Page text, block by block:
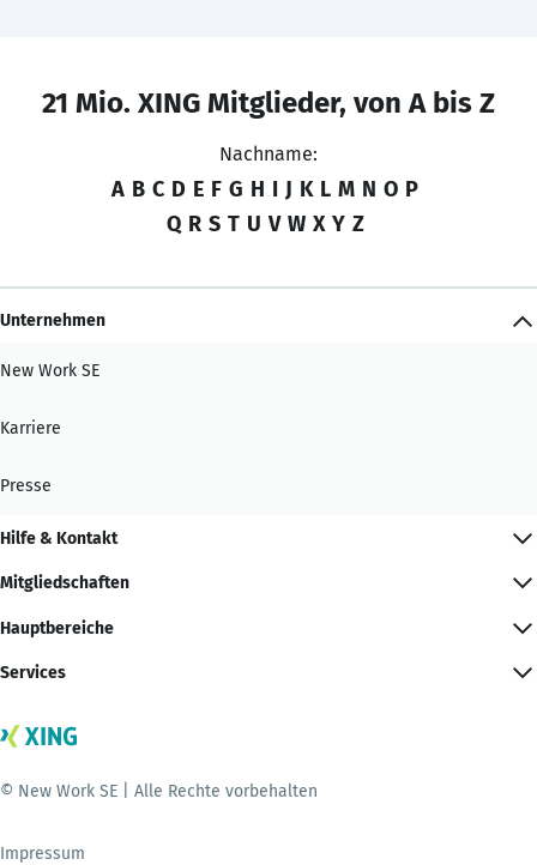
21 Mio. XING Mitglieder, von A bis Z
Nachname:
A B C D E F G H I J K L M N O P
Q R S T U V W X Y Z
Unternehmen
New Work SE
Karriere
Presse
Hilfe & Kontakt
Mitgliedschaften
Hauptbereiche
Services
© New Work SE | Alle Rechte vorbehalten
Impressum